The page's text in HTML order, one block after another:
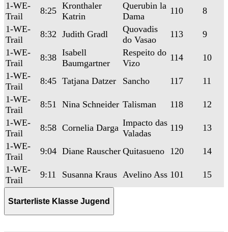
1-WE-
Trail
8:25 Kronthaler
Katrin
Querubin la
Dama
110
8
1-WE-
Trail
8:32 Judith Gradl
Quovadis
do Vasao
113
9
1-WE-
Trail
8:38 Isabell
Baumgartner
Respeito do
Vizo
114
10
1-WE-
Trail
8:45 Tatjana Datzer Sancho 117
11
1-WE-
Trail
8:51 Nina Schneider Talisman 118
12
1-WE-
Trail
8:58 Cornelia Darga Impacto das
Valadas
119
13
1-WE-
Trail
9:04 Diane Rauscher Quitasueno 120
14
1-WE-
Trail
9:11 Susanna Kraus Avelino Ass 101 15
Starterliste Klasse Jugend